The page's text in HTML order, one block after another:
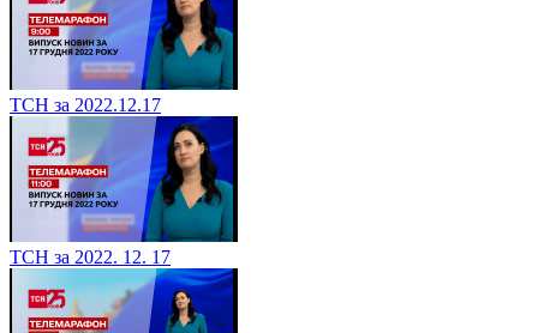
ТСН за 2022.12.17
ТСН за 2022. 12. 17